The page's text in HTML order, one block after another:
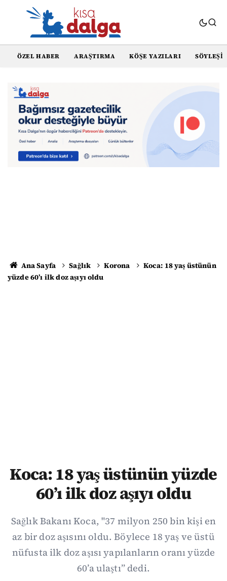
ÖZEL HABER ARAŞTIRMA KÖŞE YAZILARI SÖYLEŞI
Ana Sayfa Sağlık Korona
Koca: 18 yaş üstünün
yüzde 60’ı ilk doz aşıyı oldu
Koca: 18 yaş üstünün yüzde
60’ı ilk doz aşıyı oldu
Sağlık Bakanı Koca, "37 milyon 250 bin kişi en
az bir doz aşısını oldu. Böylece 18 yaş ve üstü
nüfusta ilk doz aşısı yapılanların oranı yüzde
60’a ulaştı” dedi.